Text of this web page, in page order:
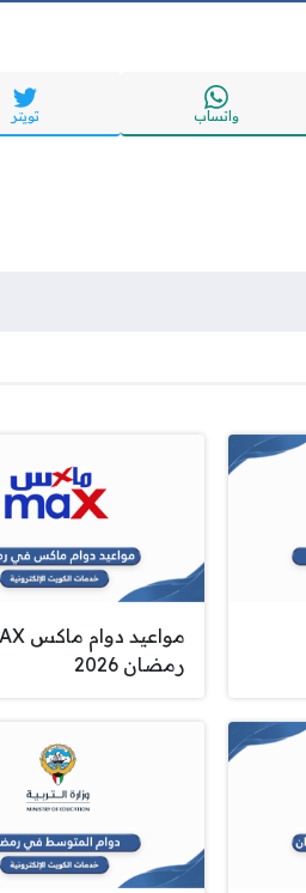
واتساب تويتر
رمضان 2026